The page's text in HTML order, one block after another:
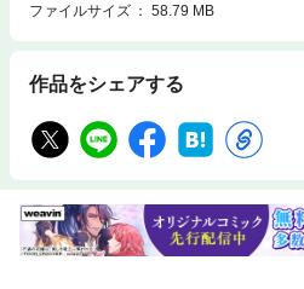
ファイルサイズ
58.79 MB
作品をシェアする